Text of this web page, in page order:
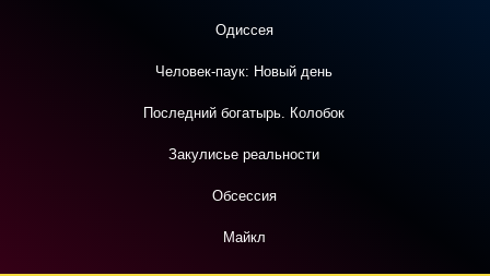
Одиссея
Человек-паук: Новый день
Последний богатырь. Колобок
Закулисье реальности
Обсессия
Майкл